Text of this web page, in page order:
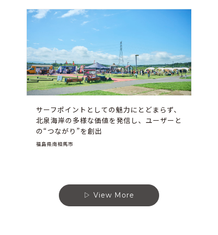
サーフポイントとしての魅力にとどまらず、
北泉海岸の多様な価値を発信し、ユーザーと
の“つながり”を創出
福島県南相馬市
View More